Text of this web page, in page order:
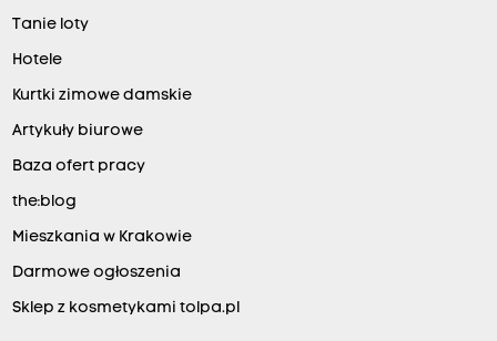
Tanie loty
Hotele
Kurtki zimowe damskie
Artykuły biurowe
Baza ofert pracy
the:blog
Mieszkania w Krakowie
Darmowe ogłoszenia
Sklep z kosmetykami tolpa.pl